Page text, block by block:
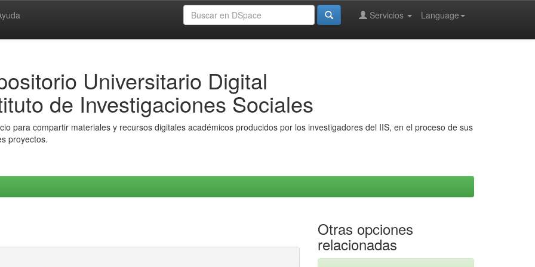
Language
Servicios
Universitario Digital
de Investigaciones Sociales
para compartir materiales y recursos digitales académicos producidos por los investigadores del IIS, en el proceso de sus
proyectos.
Otras opciones
relacionadas